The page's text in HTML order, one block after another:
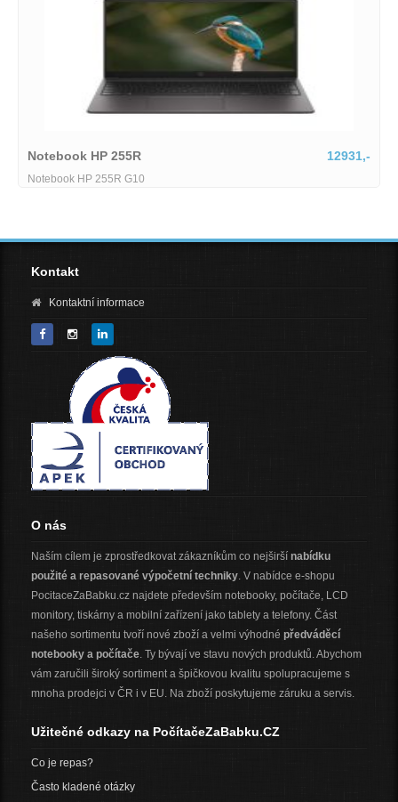
12931,- Lenovo IdeaPad Slim
Lenovo IdeaPad Slim 5 15ARP10-1745514
Kontakt
Kontaktní informace
O nás
Naším cílem je zprostředkovat zákazníkům co nejširší nabídku
použité a repasované výpočetní techniky. V nabídce e-shopu
PocitaceZaBabku.cz najdete především notebooky, počítače, LCD
monitory, tiskárny a mobilní zařízení jako tablety a telefony. Část
našeho sortimentu tvoří nové zboží a velmi výhodné předváděcí
notebooky a počítače. Ty bývají ve stavu nových produktů. Abychom
vám zaručili široký sortiment a špičkovou kvalitu spolupracujeme s
mnoha prodejci v ČR i v EU. Na zboží poskytujeme záruku a servis.
Užitečné odkazy na PočítačeZaBabku.CZ
Co je repas?
Často kladené otázky